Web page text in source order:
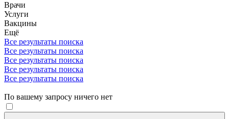
Врачи
Услуги
Вакцины
Ещё
Все результаты поиска
Все результаты поиска
Все результаты поиска
Все результаты поиска
Все результаты поиска
По вашему запросу ничего нет